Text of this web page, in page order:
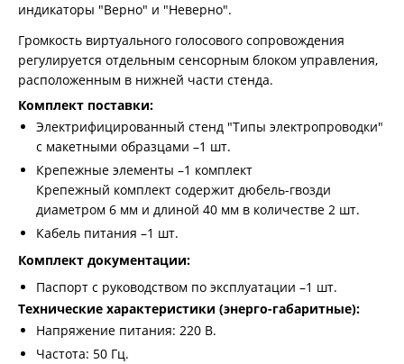
индикаторы "Верно" и "Неверно".
Громкость виртуального голосового сопровождения
регулируется отдельным сенсорным блоком управления,
расположенным в нижней части стенда.
Комплект поставки:
Электрифицированный стенд "Типы электропроводки"
с макетными образцами –1 шт.
Крепежные элементы –1 комплект
Крепежный комплект содержит дюбель-гвозди
диаметром 6 мм и длиной 40 мм в количестве 2 шт.
Кабель питания –1 шт.
Комплект документации:
Паспорт с руководством по эксплуатации –1 шт.
Технические характеристики (энерго-габаритные):
Напряжение питания: 220 В.
Частота: 50 Гц.